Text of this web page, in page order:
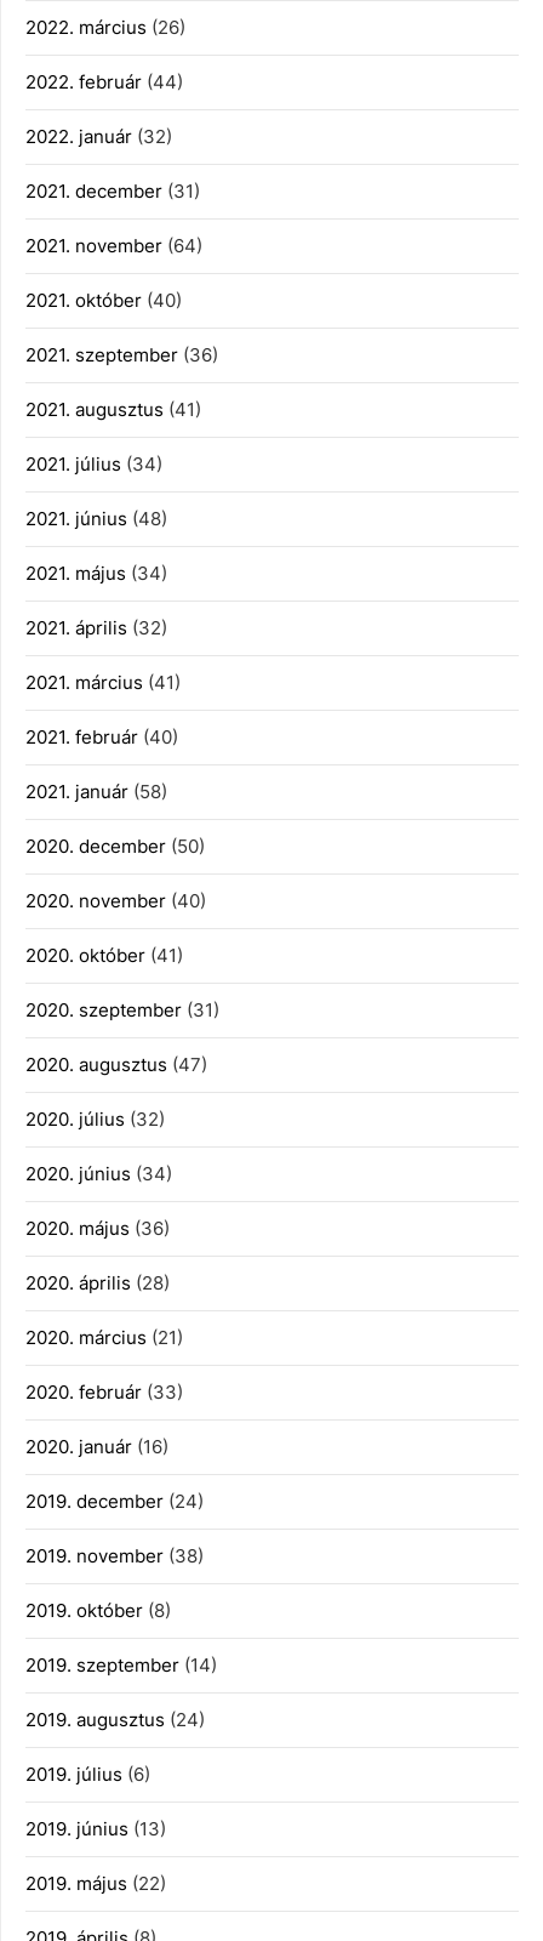
2022. március (26)
2022. február (44)
2022. január (32)
2021. december (31)
2021. november (64)
2021. október (40)
2021. szeptember (36)
2021. augusztus (41)
2021. július (34)
2021. június (48)
2021. május (34)
2021. április (32)
2021. március (41)
2021. február (40)
2021. január (58)
2020. december (50)
2020. november (40)
2020. október (41)
2020. szeptember (31)
2020. augusztus (47)
2020. július (32)
2020. június (34)
2020. május (36)
2020. április (28)
2020. március (21)
2020. február (33)
2020. január (16)
2019. december (24)
2019. november (38)
2019. október (8)
2019. szeptember (14)
2019. augusztus (24)
2019. július (6)
2019. június (13)
2019. május (22)